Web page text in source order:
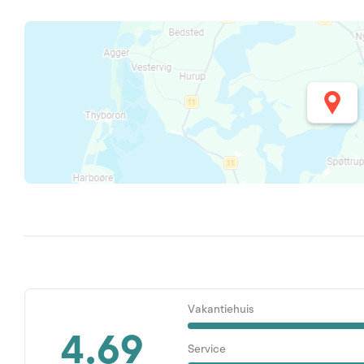
4.69
Vakantiehuis
Service